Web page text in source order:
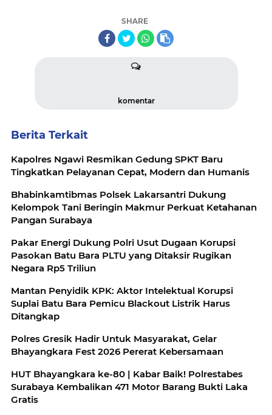
SHARE
komentar
Berita Terkait
Kapolres Ngawi Resmikan Gedung SPKT Baru
Tingkatkan Pelayanan Cepat, Modern dan Humanis
Bhabinkamtibmas Polsek Lakarsantri Dukung
Kelompok Tani Beringin Makmur Perkuat Ketahanan
Pangan Surabaya
Pakar Energi Dukung Polri Usut Dugaan Korupsi
Pasokan Batu Bara PLTU yang Ditaksir Rugikan
Negara Rp5 Triliun
Mantan Penyidik KPK: Aktor Intelektual Korupsi
Suplai Batu Bara Pemicu Blackout Listrik Harus
Ditangkap
Polres Gresik Hadir Untuk Masyarakat, Gelar
Bhayangkara Fest 2026 Pererat Kebersamaan
HUT Bhayangkara ke-80 | Kabar Baik! Polrestabes
Surabaya Kembalikan 471 Motor Barang Bukti Laka
Gratis